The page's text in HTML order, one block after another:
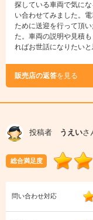
探している車両で気に
い合わせてみました。
ために送迎を行って頂
た。車両の説明や見積
ればお世話になりたいと
販売店の返答を見る
投稿者 うえいさ
総合満足度
問い合わせ対応